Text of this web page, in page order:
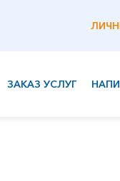
ЗАКАЗ УСЛУГ